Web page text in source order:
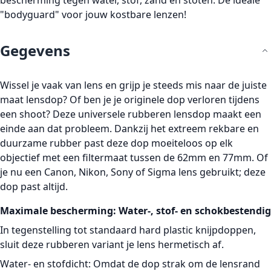
"bodyguard" voor jouw kostbare lenzen!
Gegevens
Wissel je vaak van lens en grijp je steeds mis naar de juiste
maat lensdop? Of ben je je originele dop verloren tijdens
een shoot? Deze universele rubberen lensdop maakt een
einde aan dat probleem. Dankzij het extreem rekbare en
duurzame rubber past deze dop moeiteloos op elk
objectief met een filtermaat tussen de 62mm en 77mm. Of
je nu een Canon, Nikon, Sony of Sigma lens gebruikt; deze
dop past altijd.
Maximale bescherming: Water-, stof- en schokbestendig
In tegenstelling tot standaard hard plastic knijpdoppen,
sluit deze rubberen variant je lens hermetisch af.
Water- en stofdicht: Omdat de dop strak om de lensrand